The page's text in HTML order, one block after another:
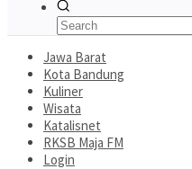
Jawa Barat
Kota Bandung
Kuliner
Wisata
Katalisnet
RKSB Maja FM
Login